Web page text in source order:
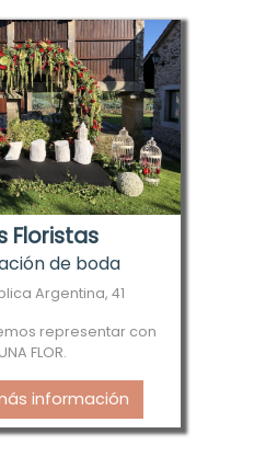
Floristas
de boda
Argentina, 41
representar con
UNA FLOR.
información